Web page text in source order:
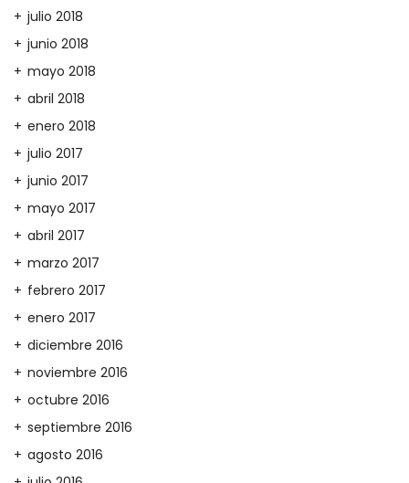
julio 2018
junio 2018
mayo 2018
abril 2018
enero 2018
julio 2017
junio 2017
mayo 2017
abril 2017
marzo 2017
febrero 2017
enero 2017
diciembre 2016
noviembre 2016
octubre 2016
septiembre 2016
agosto 2016